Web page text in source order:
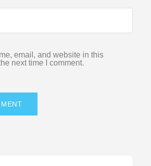
email, and website in this
next time I comment.